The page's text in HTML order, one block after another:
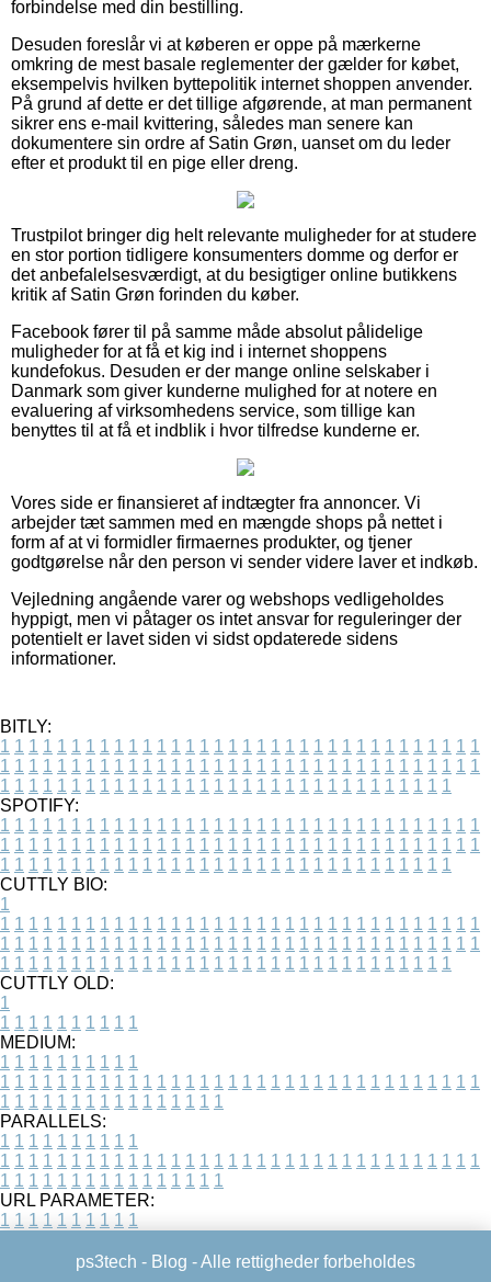
forbindelse med din bestilling.
Desuden foreslår vi at køberen er oppe på mærkerne
omkring de mest basale reglementer der gælder for købet,
eksempelvis hvilken byttepolitik internet shoppen anvender.
På grund af dette er det tillige afgørende, at man permanent
sikrer ens e-mail kvittering, således man senere kan
dokumentere sin ordre af Satin Grøn, uanset om du leder
efter et produkt til en pige eller dreng.
Trustpilot bringer dig helt relevante muligheder for at studere
en stor portion tidligere konsumenters domme og derfor er
det anbefalelsesværdigt, at du besigtiger online butikkens
kritik af Satin Grøn forinden du køber.
Facebook fører til på samme måde absolut pålidelige
muligheder for at få et kig ind i internet shoppens
kundefokus. Desuden er der mange online selskaber i
Danmark som giver kunderne mulighed for at notere en
evaluering af virksomhedens service, som tillige kan
benyttes til at få et indblik i hvor tilfredse kunderne er.
Vores side er finansieret af indtægter fra annoncer. Vi
arbejder tæt sammen med en mængde shops på nettet i
form af at vi formidler firmaernes produkter, og tjener
godtgørelse når den person vi sender videre laver et indkøb.
Vejledning angående varer og webshops vedligeholdes
hyppigt, men vi påtager os intet ansvar for reguleringer der
potentielt er lavet siden vi sidst opdaterede sidens
informationer.
BITLY:
1 1 1 1 1 1 1 1 1 1 1 1 1 1 1 1 1 1 1 1 1 1 1 1 1 1 1 1 1 1 1 1 1 1
1 1 1 1 1 1 1 1 1 1 1 1 1 1 1 1 1 1 1 1 1 1 1 1 1 1 1 1 1 1 1 1 1 1
1 1 1 1 1 1 1 1 1 1 1 1 1 1 1 1 1 1 1 1 1 1 1 1 1 1 1 1 1 1 1 1
SPOTIFY:
1 1 1 1 1 1 1 1 1 1 1 1 1 1 1 1 1 1 1 1 1 1 1 1 1 1 1 1 1 1 1 1 1 1
1 1 1 1 1 1 1 1 1 1 1 1 1 1 1 1 1 1 1 1 1 1 1 1 1 1 1 1 1 1 1 1 1 1
1 1 1 1 1 1 1 1 1 1 1 1 1 1 1 1 1 1 1 1 1 1 1 1 1 1 1 1 1 1 1 1
CUTTLY BIO:
1
1 1 1 1 1 1 1 1 1 1 1 1 1 1 1 1 1 1 1 1 1 1 1 1 1 1 1 1 1 1 1 1 1 1
1 1 1 1 1 1 1 1 1 1 1 1 1 1 1 1 1 1 1 1 1 1 1 1 1 1 1 1 1 1 1 1 1 1
1 1 1 1 1 1 1 1 1 1 1 1 1 1 1 1 1 1 1 1 1 1 1 1 1 1 1 1 1 1 1 1
CUTTLY OLD:
1
1 1 1 1 1 1 1 1 1 1
MEDIUM:
1 1 1 1 1 1 1 1 1 1
1 1 1 1 1 1 1 1 1 1 1 1 1 1 1 1 1 1 1 1 1 1 1 1 1 1 1 1 1 1 1 1 1 1
1 1 1 1 1 1 1 1 1 1 1 1 1 1 1 1
PARALLELS:
1 1 1 1 1 1 1 1 1 1
1 1 1 1 1 1 1 1 1 1 1 1 1 1 1 1 1 1 1 1 1 1 1 1 1 1 1 1 1 1 1 1 1 1
1 1 1 1 1 1 1 1 1 1 1 1 1 1 1 1
URL PARAMETER:
1 1 1 1 1 1 1 1 1 1
ps3tech - Blog - Alle rettigheder forbeholdes